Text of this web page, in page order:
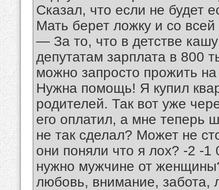
Сказал, что если не будет
Мать берет ложку и со
— За то, что в детстве
депутатам зарплата в 800
можно запросто прожить
Нужна помощь! Я купил
родителей. Так вот уже
его оплатил, а мне теперь
не так сделал? Может не
они поняли что я лох? -2 -
нужно мужчине от
любовь, внимание,